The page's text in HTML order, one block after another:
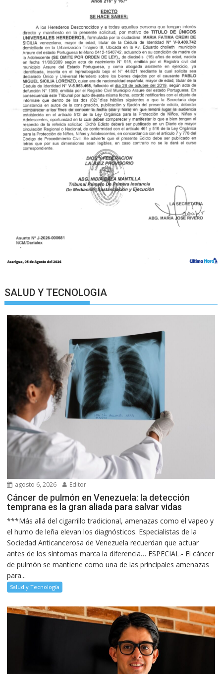
SALUD Y TECNOLOGIA
agosto 6, 2026 Editor
Cáncer de pulmón en Venezuela: la detección
temprana es la gran aliada para salvar vidas
***Más allá del cigarrillo tradicional, amenazas como el vapeo y
el humo de leña elevan los diagnósticos. Especialistas de la
Sociedad Anticancerosa de Venezuela recuerdan que actuar
antes de los síntomas marca la diferencia… ESPECIAL.- El cáncer
de pulmón se mantiene como una de las principales amenazas
para...
Salud y Tecnología